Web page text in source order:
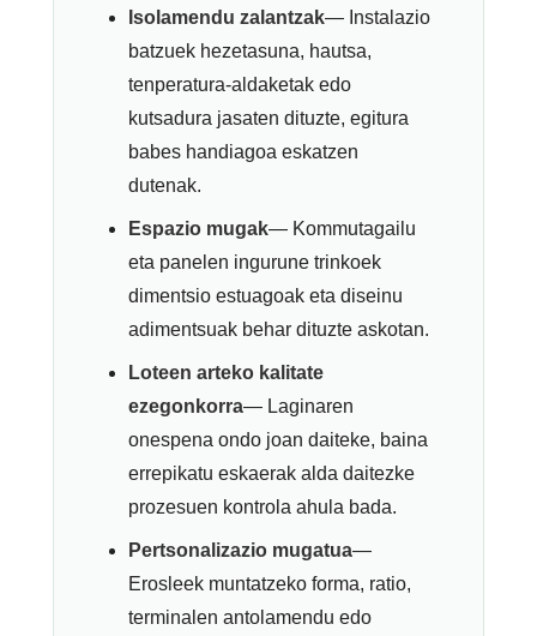
Isolamendu zalantzak— Instalazio
batzuek hezetasuna, hautsa,
tenperatura-aldaketak edo
kutsadura jasaten dituzte, egitura
babes handiagoa eskatzen
dutenak.
Espazio mugak— Kommutagailu
eta panelen ingurune trinkoek
dimentsio estuagoak eta diseinu
adimentsuak behar dituzte askotan.
Loteen arteko kalitate
ezegonkorra— Laginaren
onespena ondo joan daiteke, baina
errepikatu eskaerak alda daitezke
prozesuen kontrola ahula bada.
Pertsonalizazio mugatua—
Erosleek muntatzeko forma, ratio,
terminalen antolamendu edo